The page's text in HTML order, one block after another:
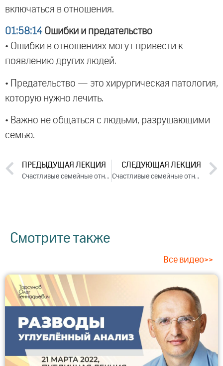
включаться в отношения.
01:58:14 Ошибки и предательство
• Ошибки в отношениях могут привести к
появлению других людей.
• Предательство — это хирургическая патология,
которую нужно лечить.
• Важно не общаться с людьми, разрушающими
семью.
ПРЕДЫДУЩАЯ ЛЕКЦИЯ
Счастливые семейные отношения. День 1. Часть 1 (2024)
СЛЕДУЮЩАЯ ЛЕКЦИЯ
Счастливые семейные отношения. День 2. Часть 1 (2024)
Смотрите также
Все видео>>